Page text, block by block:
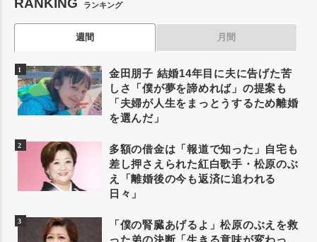
RANKING ランキング
週間 月間
金田朋子 結婚14年目に夫に告げた苦
しさ「僕が夢を諦めれば」の提案も
「夫婦が人生をまっとうするため離婚
を選んだ」
多額の借金は「報道で知った」自宅も
差し押さえられた紅白歌手・松原のぶ
え「離婚後の今も返済に追われる
日々」
「僕の腎臓あげるよ」松原のぶえを救
った弟の決断「生きる意味が変わっ